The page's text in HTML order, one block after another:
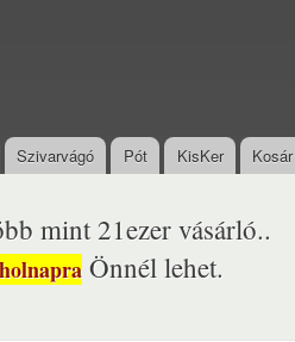
Szivarvágó Pót KisKer Kosár
mint 21ezer vásárló..
Önnél lehet.